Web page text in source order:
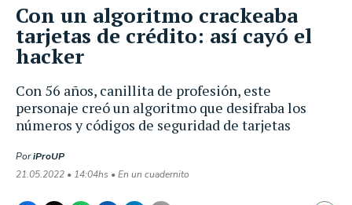
Con 56 años, canillita de profesión, este
personaje creó un algoritmo que desifraba los
números y códigos de seguridad de tarjetas
PoriProUP
21.05.2022 • 14:04hs • En un cuadernito
Con un algoritmo crackeaba
tarjetas de crédito: así cayó el
hacker